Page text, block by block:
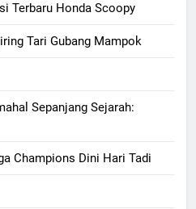
Terbaru Honda Scoopy
Tari Gubang Mampok
Sepanjang Sejarah:
Champions Dini Hari Tadi